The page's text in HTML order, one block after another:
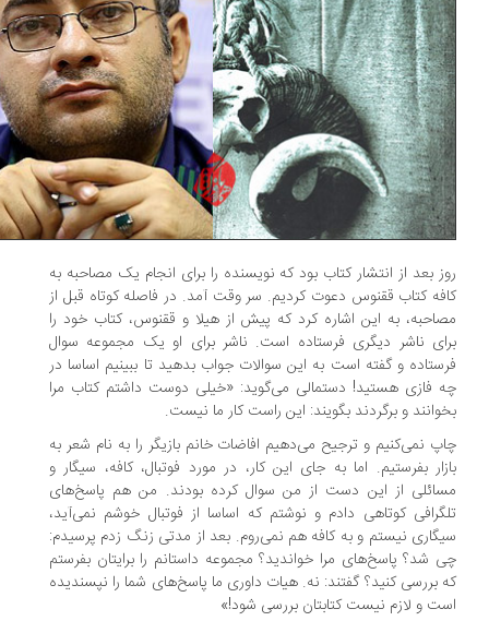
بعد از انتشار کتاب بود که نویسنده را برای انجام یک مصاحبه به
کتاب ققنوس دعوت کردیم. سر وقت آمد. در فاصله‌ کوتاه قبل از
به این اشاره کرد که پیش از هیلا و ققنوس، کتاب خود را
ناشر دیگری فرستاده است. ناشر برای او یک مجموعه سوال
و گفته است به این سوالات جواب بدهید تا ببینیم اساسا در
فازی هستید! دستمالی می‌گوید: «خیلی دوست داشتم کتاب مرا
و برگردند بگویند: این راست کار ما نیست.
نمی‌کنیم و ترجیح می‌دهیم افاضات خانم بازیگر را به نام شعر به
بفرستیم. اما به جای این کار، در مورد فوتبال، کافه، سیگار و
از این دست از من سوال کرده بودند. من هم پاسخ‌های
کوتاهی دادم و نوشتم که اساسا از فوتبال خوشم نمی‌آید،
نیستم و به کافه هم نمی‌روم. بعد از مدتی زنگ زدم پرسیدم:
شد؟ پاسخ‌های مرا خواندید؟ مجموعه داستانم را برایتان بفرستم
بررسی کنید؟ گفتند: نه. هیات داوری ما پاسخ‌های شما را نپسندیده
و لازم نیست کتابتان بررسی شود!»